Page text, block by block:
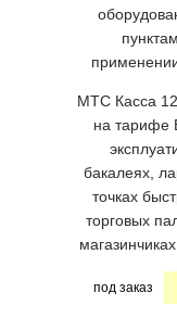
МТС Касса 12
на тарифе
бакалеях,
точках
торговых
под заказ